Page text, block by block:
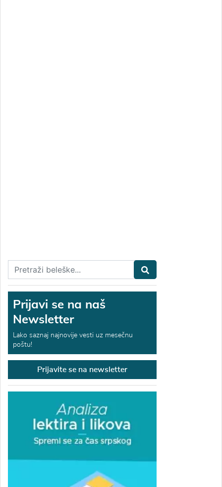
Prijavi se na naš
Newsletter
Lako saznaj najnovije vesti uz mesečnu
poštu!
Prijavite se na newsletter